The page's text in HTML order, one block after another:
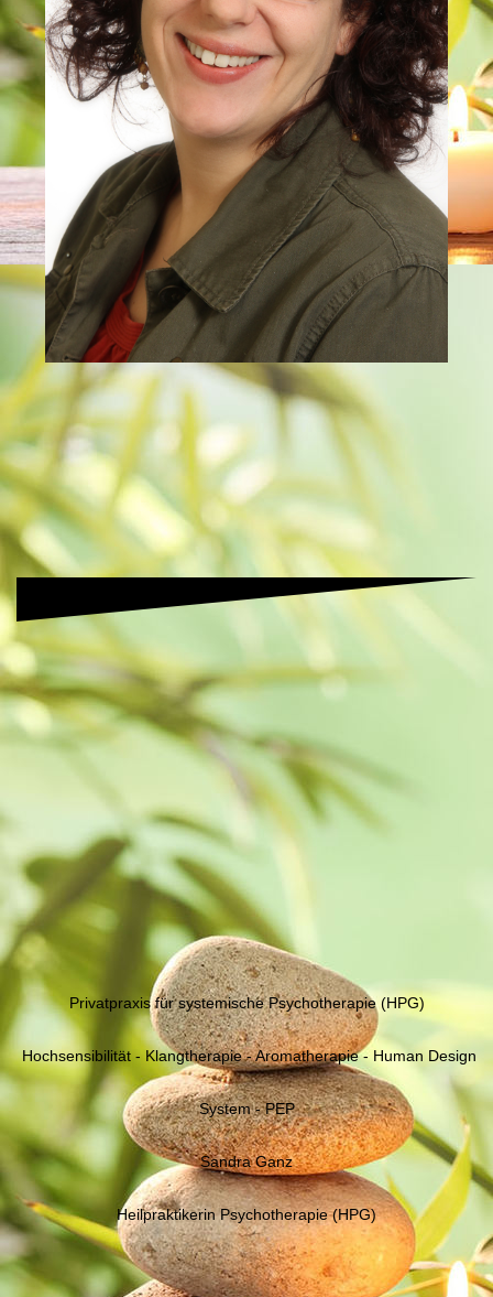
Privatpraxis für systemische Psychotherapie (HPG)
Hochsensibilität - Klangtherapie - Aromatherapie - Human Design
System - PEP
Sandra Ganz
Heilpraktikerin Psychotherapie (HPG)